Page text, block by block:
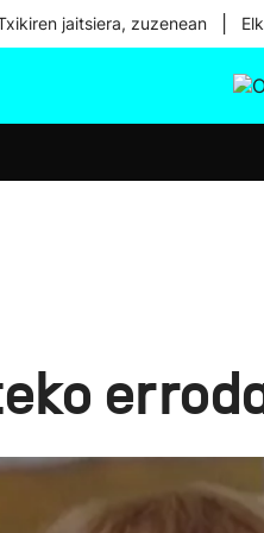
jaitsiera, zuzenean